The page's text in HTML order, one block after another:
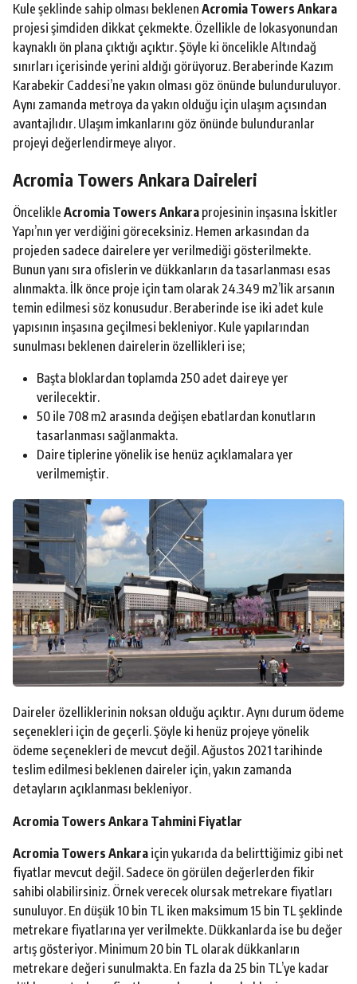
Kule şeklinde sahip olması beklenen Acromia Towers Ankara
projesi şimdiden dikkat çekmekte. Özellikle de lokasyonundan
kaynaklı ön plana çıktığı açıktır. Şöyle ki öncelikle Altındağ
sınırları içerisinde yerini aldığı görüyoruz. Beraberinde Kazım
Karabekir Caddesi’ne yakın olması göz önünde bulunduruluyor.
Aynı zamanda metroya da yakın olduğu için ulaşım açısından
avantajlıdır. Ulaşım imkanlarını göz önünde bulunduranlar
projeyi değerlendirmeye alıyor.
Acromia Towers Ankara Daireleri
Öncelikle Acromia Towers Ankara projesinin inşasına İskitler
Yapı’nın yer verdiğini göreceksiniz. Hemen arkasından da
projeden sadece dairelere yer verilmediği gösterilmekte.
Bunun yanı sıra ofislerin ve dükkanların da tasarlanması esas
alınmakta. İlk önce proje için tam olarak 24.349 m2’lik arsanın
temin edilmesi söz konusudur. Beraberinde ise iki adet kule
yapısının inşasına geçilmesi bekleniyor. Kule yapılarından
sunulması beklenen dairelerin özellikleri ise;
Başta bloklardan toplamda 250 adet daireye yer
verilecektir.
50 ile 708 m2 arasında değişen ebatlardan konutların
tasarlanması sağlanmakta.
Daire tiplerine yönelik ise henüz açıklamalara yer
verilmemiştir.
Daireler özelliklerinin noksan olduğu açıktır. Aynı durum ödeme
seçenekleri için de geçerli. Şöyle ki henüz projeye yönelik
ödeme seçenekleri de mevcut değil. Ağustos 2021 tarihinde
teslim edilmesi beklenen daireler için, yakın zamanda
detayların açıklanması bekleniyor.
Acromia Towers Ankara Tahmini Fiyatlar
Acromia Towers Ankara için yukarıda da belirttiğimiz gibi net
fiyatlar mevcut değil. Sadece ön görülen değerlerden fikir
sahibi olabilirsiniz. Örnek verecek olursak metrekare fiyatları
sunuluyor. En düşük 10 bin TL iken maksimum 15 bin TL şeklinde
metrekare fiyatlarına yer verilmekte. Dükkanlarda ise bu değer
artış gösteriyor. Minimum 20 bin TL olarak dükkanların
metrekare değeri sunulmakta. En fazla da 25 bin TL’ye kadar